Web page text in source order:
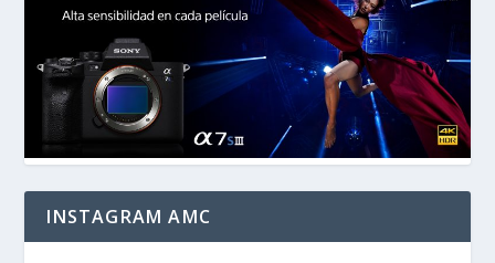
INSTAGRAM AMC